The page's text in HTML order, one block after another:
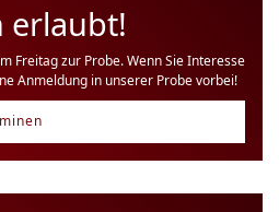
erlaubt!
Freitag zur Probe. Wenn Sie Interesse
Anmeldung in unserer Probe vorbei!